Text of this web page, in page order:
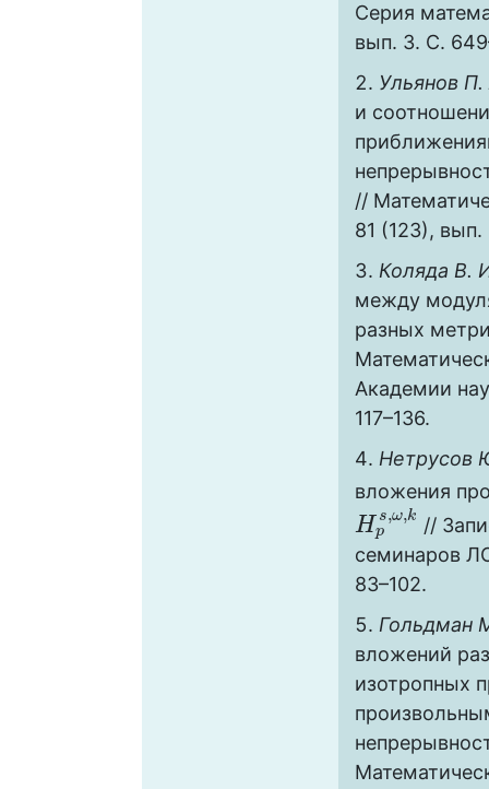
Серия
вып. 3. С.
Ульянов
и
//
81 (123), вып.
Коляда В.
между
разных
Академии
117–136.
Нетрусов
вложения
H s,ω,k
p
Hps,ω, k//
семинаров
83–102.
Гольдман
вложений
изотропных